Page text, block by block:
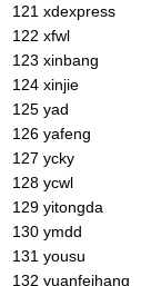
121 xdexpress
122 xfwl
123 xinbang
124 xinjie
125 yad
126 yafeng
127 ycky
128 ycwl
129 yitongda
130 ymdd
131 yousu
132 yuanfeihang